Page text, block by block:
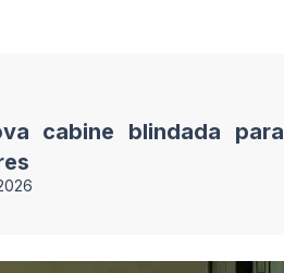
cabine blindada para